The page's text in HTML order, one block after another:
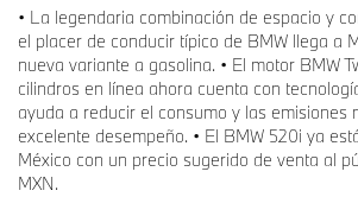
• La legendaria combinación de espacio y
el placer de conducir típico de BMW llega a
nueva variante a gasolina. • El motor BMW
cilindros en línea ahora cuenta con
ayuda a reducir el consumo y las emisiones
excelente desempeño. • El BMW 520i ya
México con un precio sugerido de venta al
MXN.